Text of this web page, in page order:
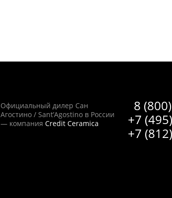
8
+7
+7
Официальный дилер Сан
Агостино / Sant’Agostino в России
— компания Credit Ceramica